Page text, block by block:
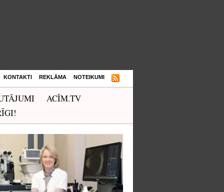
KONTAKTI REKLĀMA NOTEIKUMI
ACĪM.TV